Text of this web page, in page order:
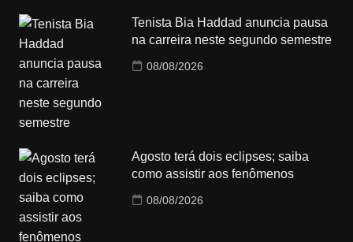
Tenista Bia Haddad anuncia pausa
na carreira neste segundo semestre
08/08/2026
Agosto terá dois eclipses; saiba
como assistir aos fenômenos
08/08/2026